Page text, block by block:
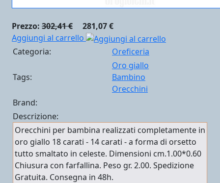
Prezzo: 302,41 €
281,07 €
Aggiungi al carrello
Categoria:
Oreficeria
Tags:
Oro giallo
Bambino
Orecchini
Brand:
Descrizione:
Orecchini per bambina realizzati completamente in
oro giallo 18 carati - 14 carati - a forma di orsetto
tutto smaltato in celeste. Dimensioni cm.1.00*0.60
Chiusura con farfallina. Peso gr. 2.00. Spedizione
Gratuita. Consegna in 48h.